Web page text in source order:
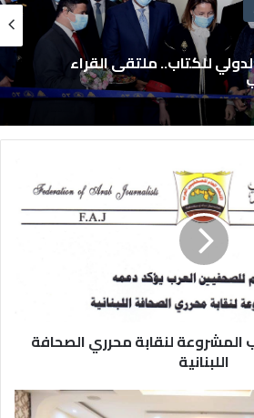
للكتاب.. ملتقى القراء
لنقابة محرري الصحافة
اللبنانية